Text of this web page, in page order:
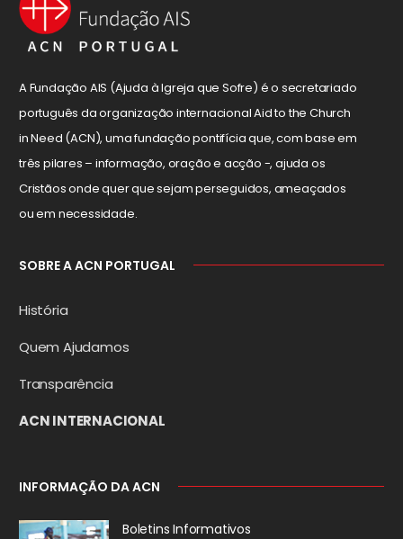
A Fundação AIS (Ajuda à Igreja que Sofre) é o secretariado
português da organização internacional Aid to the Church
in Need (ACN), uma fundação pontifícia que, com base em
três pilares – informação, oração e acção -, ajuda os
Cristãos onde quer que sejam perseguidos, ameaçados
ou em necessidade.
SOBRE A ACN PORTUGAL
História
Quem Ajudamos
Transparência
ACN INTERNACIONAL
INFORMAÇÃO DA ACN
Boletins Informativos